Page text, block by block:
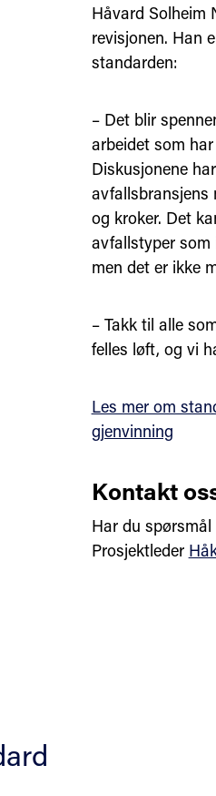
Håvard Solheim
revisjonen. Han
standarden:
– Det blir
arbeidet som
Diskusjonene
avfallsbransjens
og kroker. Det
avfallstyper som
men det er ikke
– Takk til alle
felles løft, og vi
Les mer om
gjenvinning
Kontakt
Har du
Prosjektleder